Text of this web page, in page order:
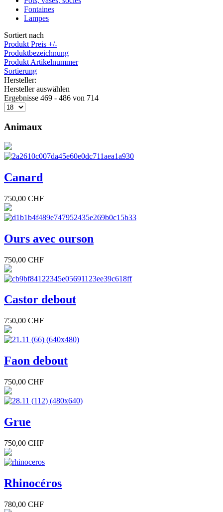
Fontaines
Lampes
Sortiert nach
Produkt Preis +/-
Produktbezeichnung
Produkt Artikelnummer
Sortierung
Hersteller:
Hersteller auswählen
Ergebnisse 469 - 486 von 714
Animaux
Canard
750,00 CHF
Ours avec ourson
750,00 CHF
Castor debout
750,00 CHF
Faon debout
750,00 CHF
Grue
750,00 CHF
Rhinocéros
780,00 CHF